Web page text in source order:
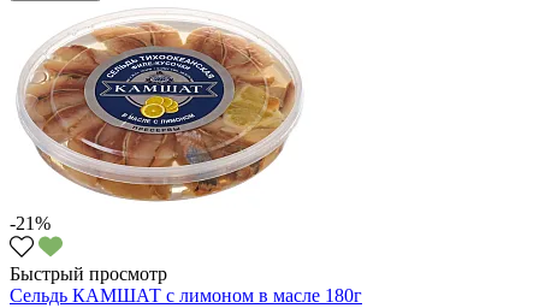
-21%
Быстрый просмотр
Сельдь КАМШАТ с лимоном в масле 180г